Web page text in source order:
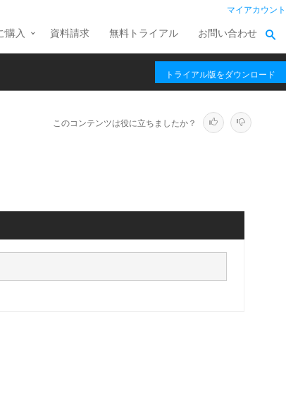
マイアカウント
購入 資料請求 無料トライアル お問い合わせ
トライアル版をダウンロード
このコンテンツは役に立ちましたか？